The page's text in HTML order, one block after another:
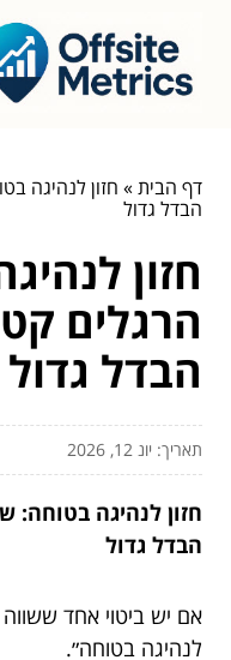
דף הבית» חזון לנהיגה
הבדל גדול
חזון
הרגלים
הבדל גדול
תאריך: יונ 12, 2026
חזון לנהיגה בטוחה:
הבדל גדול
אם יש ביטוי אחד ששווה
לנהיגה בטוחה״.